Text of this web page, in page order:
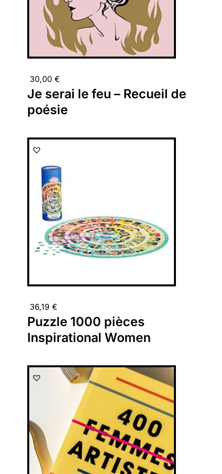
30,00 €
Je serai le feu – Recueil de
poésie
36,19 €
Puzzle 1000 pièces
Inspirational Women